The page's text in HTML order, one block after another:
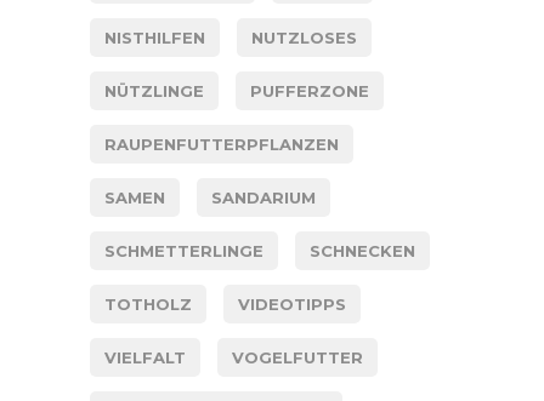
NISTHILFEN NUTZLOSES
NÜTZLINGE PUFFERZONE
RAUPENFUTTERPFLANZEN
SAMEN SANDARIUM
SCHMETTERLINGE SCHNECKEN
TOTHOLZ VIDEOTIPPS
VIELFALT VOGELFUTTER